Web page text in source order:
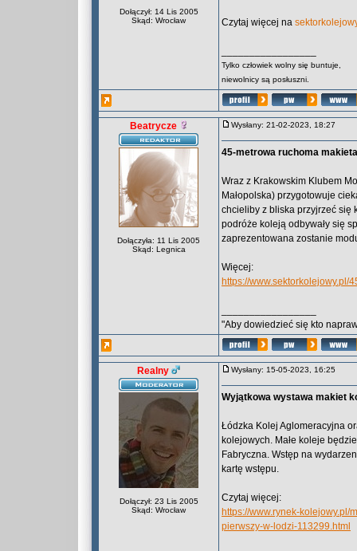
Dołączył: 14 Lis 2005
Skąd: Wrocław
Czytaj więcej na
Tylko człowiek wolny się buntuje,
niewolnicy są posłuszni.
Beatrycze
Dołączyła: 11 Lis 2005
Skąd: Legnica
Wysłany: 21-02-2023, 18:27
45-metrowa ruchoma
Wraz z Krakowskim Klubem
Małopolska) przygotowuje
chcieliby z bliska przyjrzeć się
podróże koleją odbywały się
zaprezentowana zostanie
Więcej:
https://www.sektorkolejowy.pl/
"Aby dowiedzieć się kto
Realny
Dołączył: 23 Lis 2005
Skąd: Wrocław
Wysłany: 15-05-2023, 16:25
Wyjątkowa wystawa makiet
Łódzka Kolej Aglomeracyjna
kolejowych. Małe koleje
Fabryczna. Wstęp na
kartę wstępu.
Czytaj więcej:
https://www.rynek-
pierwszy-w-lodzi-113299.html